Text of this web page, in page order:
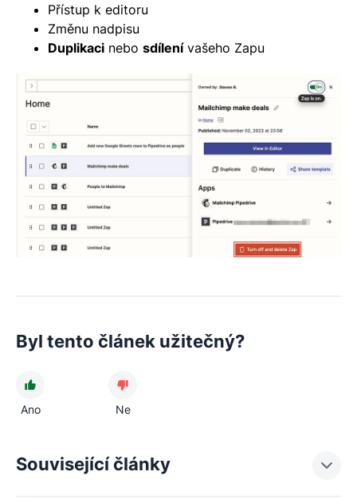
Přístup k editoru
Změnu nadpisu
Duplikaci nebo sdílenívašeho Zapu
Byl tento článek užitečný?
Ano Ne
Související články